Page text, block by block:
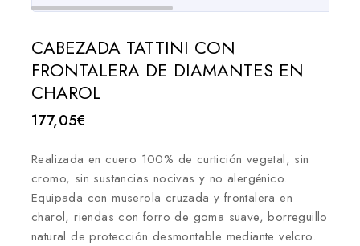
CABEZADA TATTINI CON
FRONTALERA DE DIAMANTES EN
CHAROL
177,05€
Realizada en cuero 100% de curtición vegetal, sin
cromo, sin sustancias nocivas y no alergénico.
Equipada con muserola cruzada y frontalera en
charol, riendas con forro de goma suave, borreguillo
natural de protección desmontable mediante velcro.